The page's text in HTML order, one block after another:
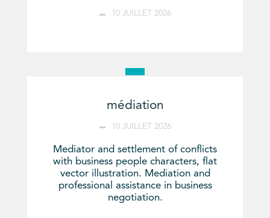
10 JUILLET 2026
médiation
10 JUILLET 2026
Mediator and settlement of conflicts
with business people characters, flat
vector illustration. Mediation and
professional assistance in business
negotiation.